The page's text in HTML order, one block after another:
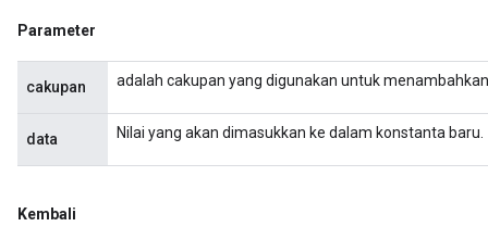
Parameter
cakupan adalah cakupan yang digunakan untuk
data Nilai yang akan dimasukkan ke dalam konstanta baru.
Kembali